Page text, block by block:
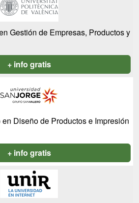
Gestión de Empresas, Productos y
+ info gratis
Diseño de Productos e Impresión
+ info gratis